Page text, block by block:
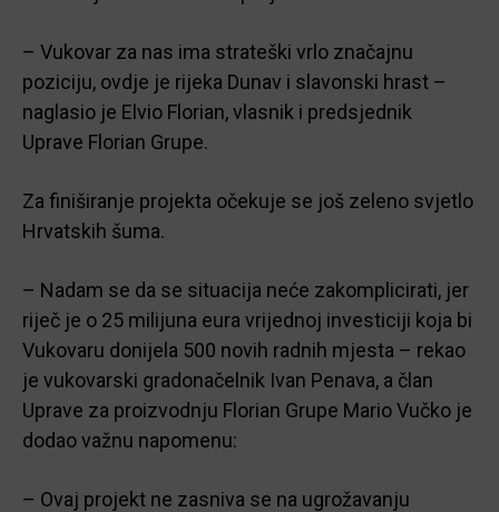
– Vukovar za nas ima strateški vrlo značajnu
poziciju, ovdje je rijeka Dunav i slavonski hrast –
naglasio je Elvio Florian, vlasnik i predsjednik
Uprave Florian Grupe.
Za finiširanje projekta očekuje se još zeleno svjetlo
Hrvatskih šuma.
– Nadam se da se situacija neće zakomplicirati, jer
riječ je o 25 milijuna eura vrijednoj investiciji koja bi
Vukovaru donijela 500 novih radnih mjesta – rekao
je vukovarski gradonačelnik Ivan Penava, a član
Uprave za proizvodnju Florian Grupe Mario Vučko je
dodao važnu napomenu:
– Ovaj projekt ne zasniva se na ugrožavanju